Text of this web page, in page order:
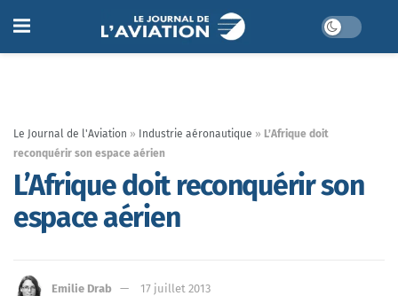
Le Journal de l'Aviation » Industrie aéronautique » L’Afrique doit
reconquérir son espace aérien
L’Afrique doit reconquérir son
espace aérien
Emilie Drab 17 juillet 2013